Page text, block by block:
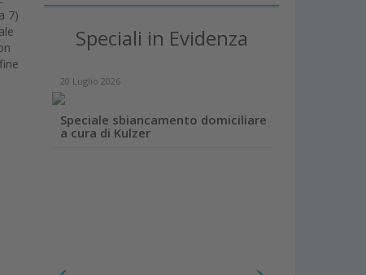
7)
Speciali in Evidenza
20 Luglio 2026
Speciale sbiancamento domiciliare
a cura di Kulzer